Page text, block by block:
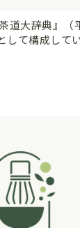
道大辞典』（
て構成してい